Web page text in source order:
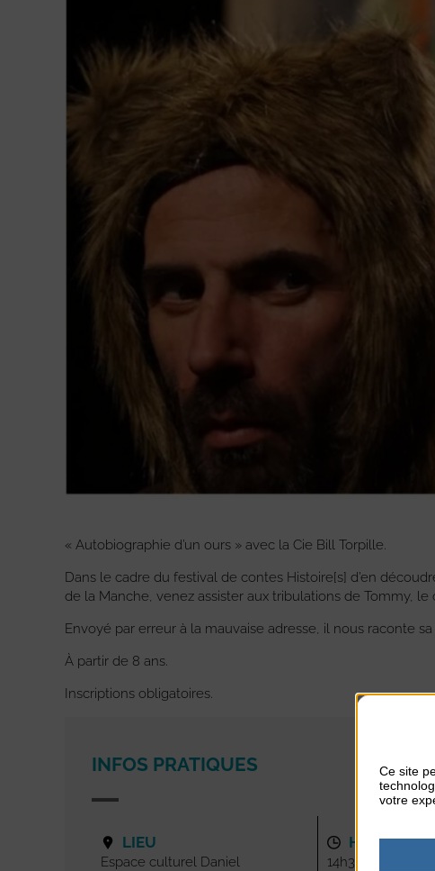
« Autobiographie d’un ours » avec la Cie Bill Torpille.
Dans le cadre du festival de contes Histoire[s] d’en
de la Manche, venez assister aux tribulations de Tommy,
Envoyé par erreur à la mauvaise adresse, il nous raconte
À partir de 8 ans.
Inscriptions obligatoires.
INFOS PRATIQUES
LIEU
Espace culturel Daniel
HORAIRES
14h30
Ce site
votre